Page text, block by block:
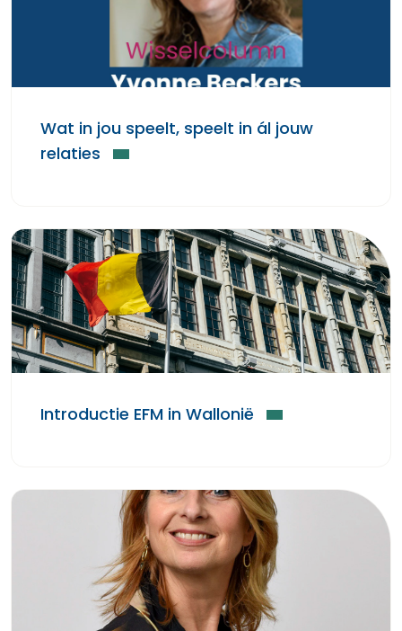
Wat in jou speelt, speelt in ál jouw
relaties
Introductie EFM in Wallonië